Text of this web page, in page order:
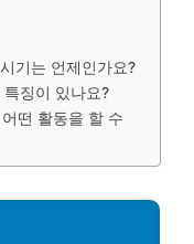
기는 언제인가요?
징이 있나요?
떤 활동을 할 수